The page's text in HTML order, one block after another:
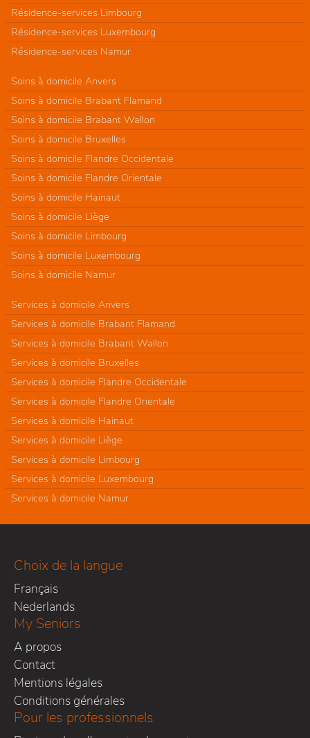
Résidence-services Limbourg
Résidence-services Luxembourg
Résidence-services Namur
Soins à domicile Anvers
Soins à domicile Brabant Flamand
Soins à domicile Brabant Wallon
Soins à domicile Bruxelles
Soins à domicile Flandre Occidentale
Soins à domicile Flandre Orientale
Soins à domicile Hainaut
Soins à domicile Liège
Soins à domicile Limbourg
Soins à domicile Luxembourg
Soins à domicile Namur
Services à domicile Anvers
Services à domicile Brabant Flamand
Services à domicile Brabant Wallon
Services à domicile Bruxelles
Services à domicile Flandre Occidentale
Services à domicile Flandre Orientale
Services à domicile Hainaut
Services à domicile Liège
Services à domicile Limbourg
Services à domicile Luxembourg
Services à domicile Namur
Choix de la langue
Français
Nederlands
My Seniors
A propos
Contact
Mentions légales
Conditions générales
Pour les professionnels